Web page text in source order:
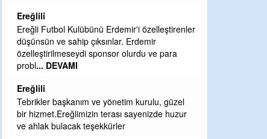
Şaban yavuz
Mekanı cennet olsun kederli ailesine Rabbim
Sabri Celil ihsan eylesin
Günaydın hayırlı sabahlar dilerim
H BakiYüksel
Hak hukuk adalet işte CHP Kemal Kılıçdaroğlu